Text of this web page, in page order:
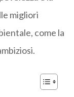
migliori
come la